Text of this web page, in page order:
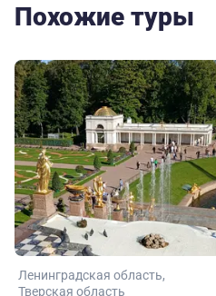
Похожие туры
Ленинградская область
Тверская область